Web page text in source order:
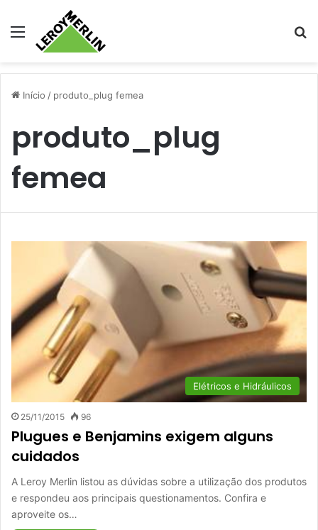
Menu
Início / produto_plug femea
produto_plug
femea
Elétricos e Hidráulicos
25/11/2015 96
Plugues e Benjamins exigem alguns
cuidados
A Leroy Merlin listou as dúvidas sobre a utilização dos produtos
e respondeu aos principais questionamentos. Confira e
aproveite os…